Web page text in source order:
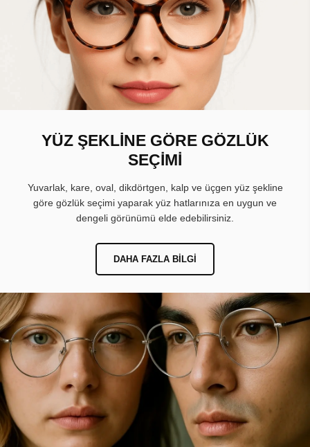
YÜZ ŞEKLİNE GÖRE GÖZLÜK
SEÇİMİ
Yuvarlak, kare, oval, dikdörtgen, kalp ve üçgen yüz şekline
göre gözlük seçimi yaparak yüz hatlarınıza en uygun ve
dengeli görünümü elde edebilirsiniz.
DAHA FAZLA BILGI